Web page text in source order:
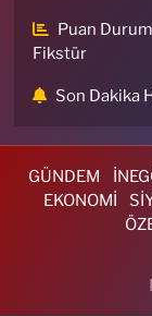
Puan
Fikstür
Son Dakika
GÜNDEM
EKONOMİ